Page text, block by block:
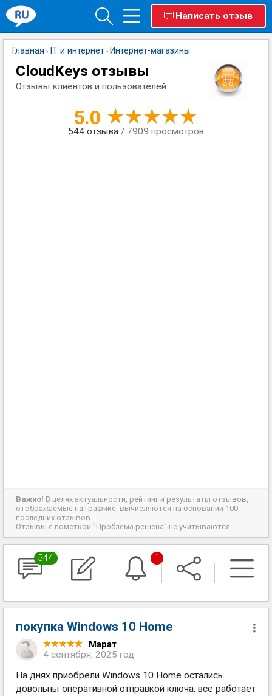
Написать отзыв
Главная › IT и интернет › Интернет-магазины
CloudKeys отзывы
Отзывы клиентов и пользователей
5.0
544 отзыва / 7909 просмотров
Важно! В целях актуальности, рейтинг и результаты отзывов,
отображаемые на графике, вычисляются на основании 100
последних отзывов
Отзывы с пометкой "Проблема решена" не учитываются
544 1
покупка Windows 10 Home
Марат
4 сентября, 2025 год
На днях приобрели Windows 10 Home остались
довольны оперативной отправкой ключа, все работает